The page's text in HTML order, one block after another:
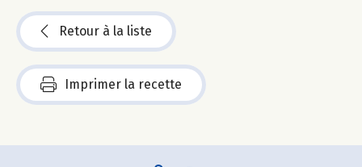
Retour à la liste
Imprimer la recette